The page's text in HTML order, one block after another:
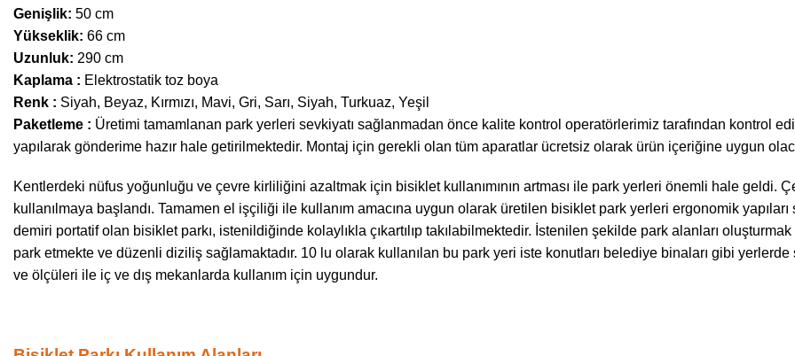
Genişlik: 50 cm
Yükseklik: 66 cm
Uzunluk: 290 cm
Kaplama : Elektrostatik toz boya
Renk : Siyah, Beyaz, Kırmızı, Mavi, Gri, Sarı, Siyah, Turkuaz, Yeşil
Paketleme : Üretimi tamamlanan park yerleri sevkiyatı sağlanmadan önce kalite kontrol operatörlerimiz tarafından kontrol
yapılarak gönderime hazır hale getirilmektedir. Montaj için gerekli olan tüm aparatlar ücretsiz olarak ürün içeriğine uygun
Kentlerdeki nüfus yoğunluğu ve çevre kirliliğini azaltmak için bisiklet kullanımının artması ile park yerleri önemli hale geldi.
kullanılmaya başlandı. Tamamen el işçiliği ile kullanım amacına uygun olarak üretilen bisiklet park yerleri ergonomik
demiri portatif olan bisiklet parkı, istenildiğinde kolaylıkla çıkartılıp takılabilmektedir. İstenilen şekilde park alanları
park etmekte ve düzenli diziliş sağlamaktadır. 10 lu olarak kullanılan bu park yeri iste konutları belediye binaları gibi
ve ölçüleri ile iç ve dış mekanlarda kullanım için uygundur.